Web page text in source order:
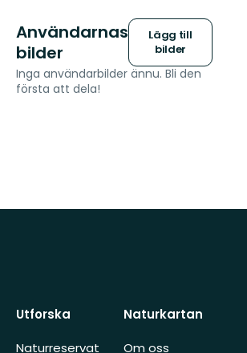
Användarnas
bilder
Lägg till
bilder
Inga användarbilder ännu. Bli den
första att dela!
Utforska
Naturreservat
Naturkartan
Om oss